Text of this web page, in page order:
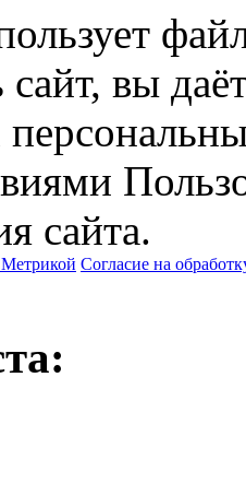
сайт, вы
сайта.
Метрикой Согласие на